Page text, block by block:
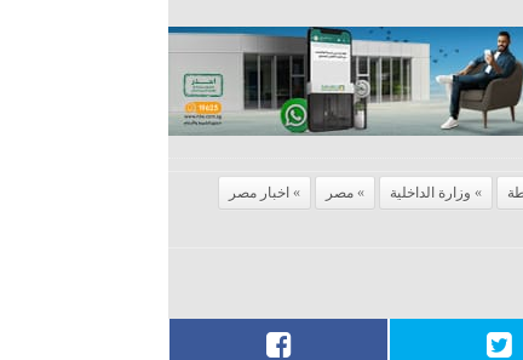
وزارة الداخلية مصر
اخبار مصر